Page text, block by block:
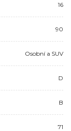
16
90
Osobní a SUV
D
B
71